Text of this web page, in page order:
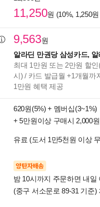
11,250원 (10%, 1,250
9,563원
알라딘 만권당 삼성카드,
최대 1만원 또는 2만원 할
시) / 카드 발급월 +1개월까
1만원 혜택 제공
620원(5%) + 멤버십(3~1%)
+ 5만원이상 구매시 2,000원
유료 (도서 1만5천원 이상
양탄자배송
밤 10시까지 주문하면 내일
(중구 서소문로 89-31 기준)